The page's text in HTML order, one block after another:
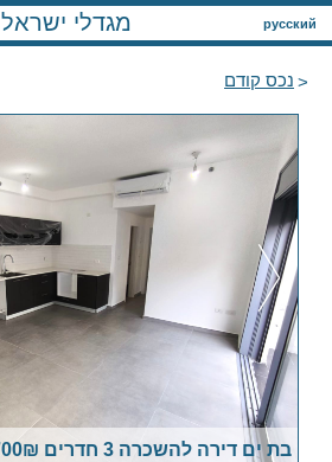
русский מגדלי ישראל
נכס קודם
בת ים דירה להשכרה 3 חדרים 6,700₪ בחודש